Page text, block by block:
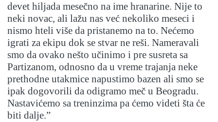
devet hiljada mesečno na ime hranarine. Nije to
neki novac, ali lažu nas već nekoliko meseci i
nismo hteli više da pristanemo na to. Nećemo
igrati za ekipu dok se stvar ne reši. Nameravali
smo da ovako nešto učinimo i pre susreta sa
Partizanom, odnosno da u vreme trajanja neke
prethodne utakmice napustimo bazen ali smo se
ipak dogovorili da odigramo meč u Beogradu.
Nastavićemo sa treninzima pa ćemo videti šta će
biti dalje.”